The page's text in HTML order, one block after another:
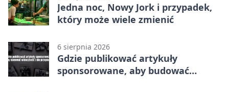
Jedna noc, Nowy Jork i przypadek,
który może wiele zmienić
6 sierpnia 2026
Gdzie publikować artykuły
sponsorowane, aby budować